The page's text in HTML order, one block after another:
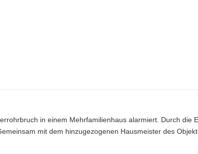
in einem Mehrfamilienhaus alarmiert. Durch die
mit dem hinzugezogenen Hausmeister des